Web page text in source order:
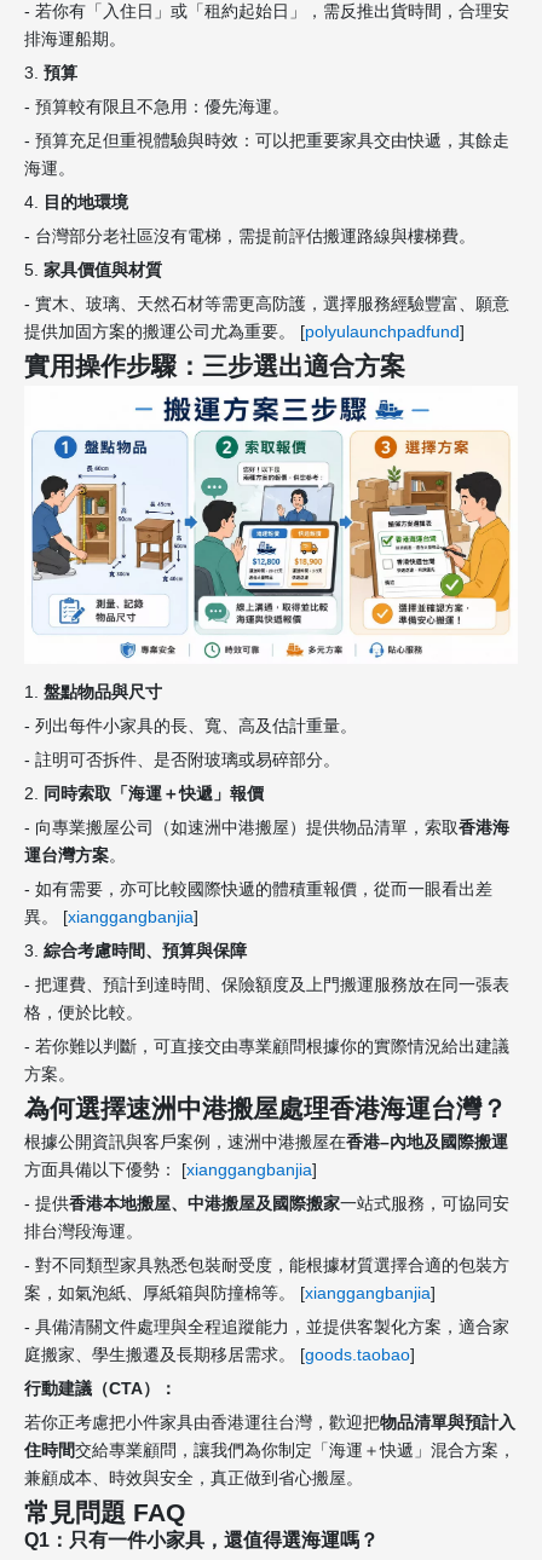
- 若你有「入住日」或「租約起始日」，需反推出貨時間，合理安
排海運船期。
3. 預算
- 預算較有限且不急用：優先海運。
- 預算充足但重視體驗與時效：可以把重要家具交由快遞，其餘走
海運。
4.
目的地環境
- 台灣部分老社區沒有電梯，需提前評估搬運路線與樓梯費。
5. 家具價值與材質
- 實木、玻璃、天然石材等需更高防護，選擇服務經驗豐富、願意
提供加固方案的搬運公司尤為重要。 [polyulaunchpadfund]
實用操作步驟：三步選出適合方案
1. 盤點物品與尺寸
- 列出每件小家具的長、寬、高及估計重量。
- 註明可否拆件、是否附玻璃或易碎部分。
2. 同時索取「海運＋快遞」報價
- 向專業搬屋公司（如速洲中港搬屋）提供物品清單，索取香港海
運台灣方案。
- 如有需要，亦可比較國際快遞的體積重報價，從而一眼看出差
異。 [xianggangbanjia]
3. 綜合考慮時間、預算與保障
- 把運費、預計到達時間、保險額度及上門搬運服務放在同一張表
格，便於比較。
- 若你難以判斷，可直接交由專業顧問根據你的實際情況給出建議
方案。
為何選擇速洲中港搬屋處理香港海運台灣？
根據公開資訊與客戶案例，速洲中港搬屋在香港–內地及國際搬運
方面具備以下優勢： [xianggangbanjia]
- 提供香港本地搬屋、中港搬屋及國際搬家一站式服務，可協同安
排台灣段海運。
- 對不同類型家具熟悉包裝耐受度，能根據材質選擇合適的包裝方
案，如氣泡紙、厚紙箱與防撞棉等。 [xianggangbanjia]
- 具備清關文件處理與全程追蹤能力，並提供客製化方案，適合家
庭搬家、學生搬遷及長期移居需求。 [goods.taobao]
行動建議（CTA）：
若你正考慮把小件家具由香港運往台灣，歡迎把物品清單與預計入
住時間交給專業顧問，讓我們為你制定「海運＋快遞」混合方案，
兼顧成本、時效與安全，真正做到省心搬屋。
常見問題 FAQ
Q1：只有一件小家具，還值得選海運嗎？